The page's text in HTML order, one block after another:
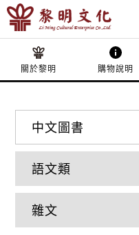
關於黎明 購物說明